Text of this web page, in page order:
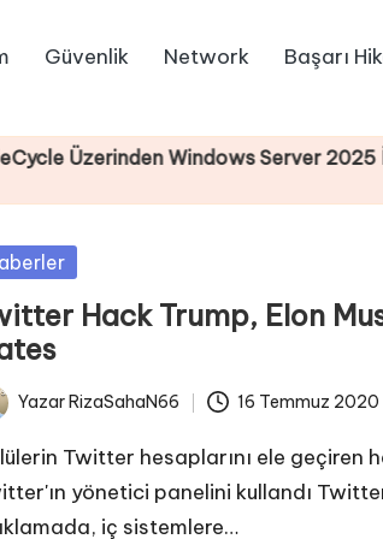
Güvenlik Network Başarı
Windows Server 2025 İşletim
Hack Trump, Elon
Yazar RizaSahaN66 16 Temmuz 2020
Twitter hesaplarını ele geçiren
yönetici panelini kullandı
iç sistemlere…